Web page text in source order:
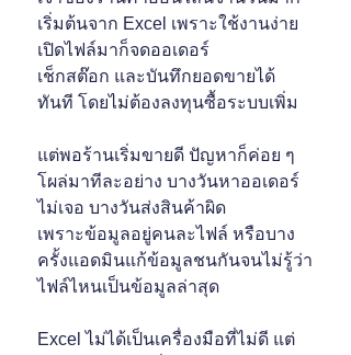
เริ่มต้นจาก Excel เพราะใช้งานง่าย
เปิดไฟล์มาก็จดออเดอร์
เช็กสต๊อก และบันทึกยอดขายได้
ทันที โดยไม่ต้องลงทุนซื้อระบบเพิ่ม
แต่พอร้านเริ่มขายดี ปัญหาก็ค่อย ๆ
โผล่มาทีละอย่าง บางวันหาออเดอร์
ไม่เจอ บางวันส่งสินค้าผิด
เพราะข้อมูลอยู่คนละไฟล์ หรือบาง
ครั้งแอดมินแก้ข้อมูลชนกันจนไม่รู้ว่า
ไฟล์ไหนเป็นข้อมูลล่าสุด
Excel ไม่ได้เป็นเครื่องมือที่ไม่ดี แต่